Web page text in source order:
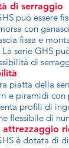
di serraggio
può essere
con
fissa e
serie GHS
di
piatta della
e piramidi con
profili di
flessibile di
attrezzaggio
è dotata di